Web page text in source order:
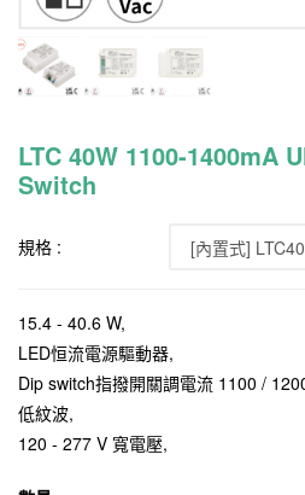
LTC 40W 1100-1400mA
Switch
規格 :
15.4 - 40.6 W,
LED恒流電源驅動器,
Dip switch指撥開關調電流 1100 /
​​​​​​​低紋波,
120 - 277 V 寬電壓,